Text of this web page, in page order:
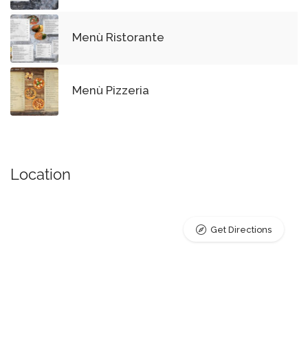
Menù Ristorante
Menù Pizzeria
Location
Get Directions